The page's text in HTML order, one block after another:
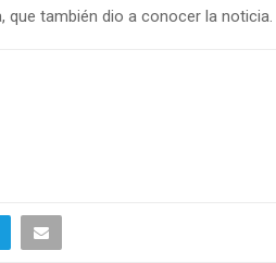
que también dio a conocer la noticia.